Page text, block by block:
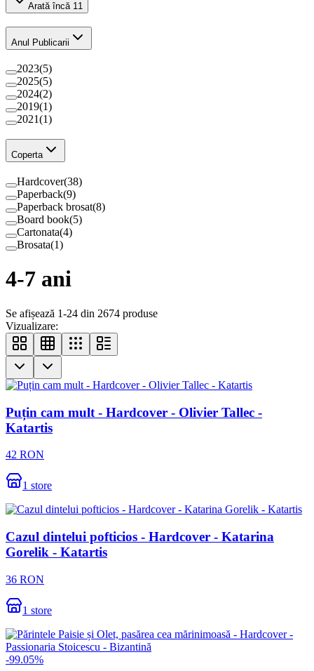
Arată încă 11
Anul Publicarii
2023(5)
2025(5)
2024(2)
2019(1)
2021(1)
Coperta
Hardcover(38)
Paperback(9)
Paperback brosat(8)
Board book(5)
Cartonata(4)
Brosata(1)
4-7 ani
Se afișează 1-24 din 2674 produse
Vizualizare:
Puțin cam mult - Hardcover - Olivier Tallec -
Katartis
42 RON
1 store
Cazul dintelui pofticios - Hardcover - Katarina
Gorelik - Katartis
36 RON
1 store
-99.05%